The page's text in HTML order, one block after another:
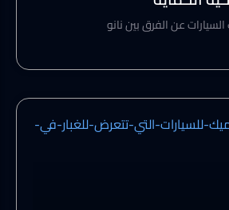
عن الفرق بين نانو